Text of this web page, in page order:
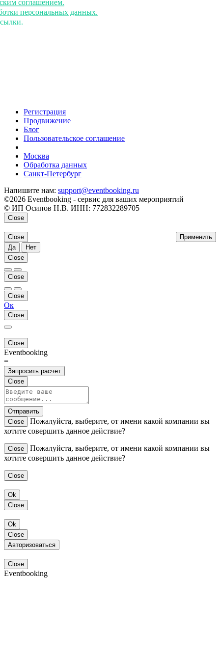
соглашением.
персональных данных.
Регистрация
Продвижение
Блог
Пользовательское соглашение
Москва
Обработка данных
Санкт-Петербург
Напишите нам: support@eventbooking.ru
©2026 Eventbooking - сервис для ваших мероприятий
© ИП Осипов Н.В. ИНН: 772832289705
Close
Применить
Close
Да
Нет
Close
Close
Close
Ок
Close
Close
Eventbooking
=
Запросить расчет
Close
Отправить
Close
Пожалуйста, выберите, от имени какой компании вы
хотите совершить данное действие?
Close
Пожалуйста, выберите, от имени какой компании вы
хотите совершить данное действие?
Close
Ok
Close
Ok
Close
Авторизоваться
Close
Eventbooking